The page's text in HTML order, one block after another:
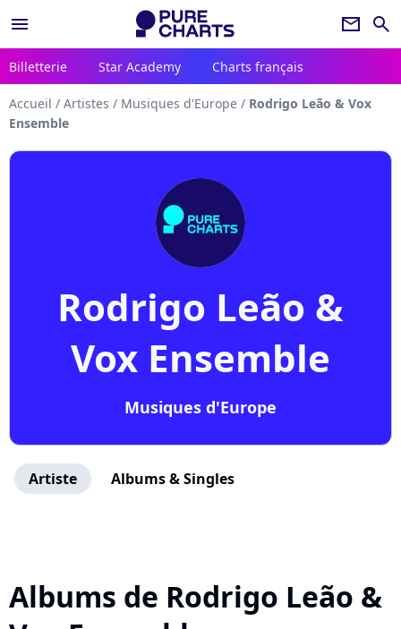
menu newsletter search
Billetterie Star Academy Charts français
Accueil / Artistes / Musiques d'Europe / Rodrigo Leão & Vox
Ensemble
Rodrigo Leão &
Vox Ensemble
Musiques d'Europe
Artiste Albums & Singles
Albums de Rodrigo Leão &